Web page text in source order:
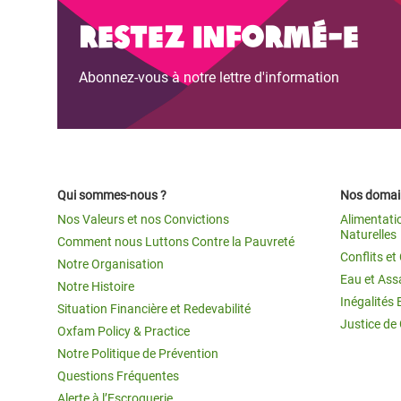
Inégalités Extrêmes et
Services Essentiels
Inequality and Rights in a
Crise
Crise
Mettons Fin à la Souffrance qui se Cache
Derrière notre Alimentation
Les Violences Faites aux Femmes et aux
Restez informé-e
Abonnez-vous à notre lettre d'information
Qui sommes-nous ?
Nos Valeurs et nos Convictions
Comment nous Luttons Contre la Pauvreté
Notre Organisation
Notre Histoire
Situation Financière et Redevabilité
Oxfam Policy & Practice
Notre Politique de Prévention
Questions Fréquentes
Nos
Naturelles
Conflits et
Eau et
Inégalités
Justice de